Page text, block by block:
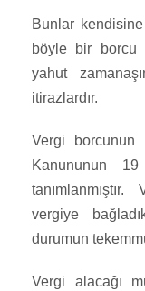
Bunlar
böyle bir borcu
yahut
itirazlardır.
Vergi borcunun
Kanununun
vergiye
durumun
Vergi alacağı